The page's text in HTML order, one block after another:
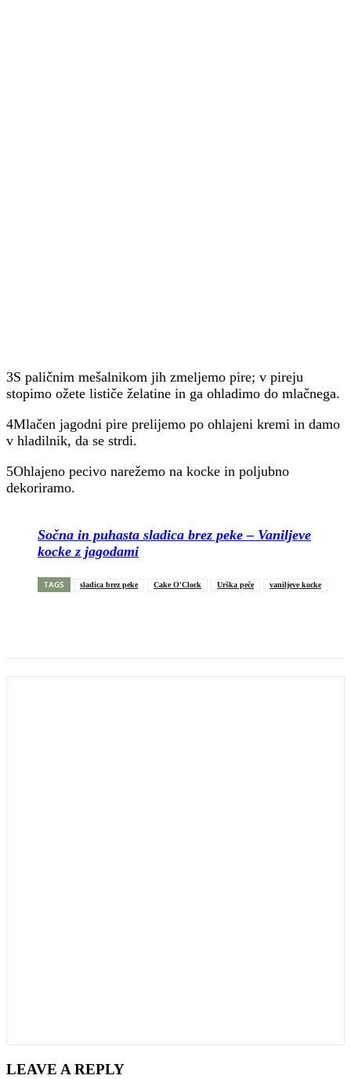
3S paličnim mešalnikom jih zmeljemo pire; v pireju
stopimo ožete lističe želatine in ga ohladimo do mlačnega.
4Mlačen jagodni pire prelijemo po ohlajeni kremi in damo
v hladilnik, da se strdi.
5Ohlajeno pecivo narežemo na kocke in poljubno
dekoriramo.
Sočna in puhasta sladica brez peke – Vaniljeve
kocke z jagodami
TAGS sladica brez peke Cake O'Clock Urška peče vaniljeve kocke
LEAVE A REPLY